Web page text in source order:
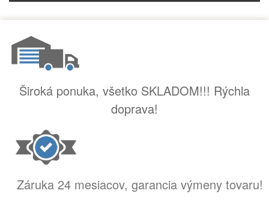
Široká ponuka, všetko SKLADOM!!! Rýchla
doprava!
Záruka 24 mesiacov, garancia výmeny tovaru!